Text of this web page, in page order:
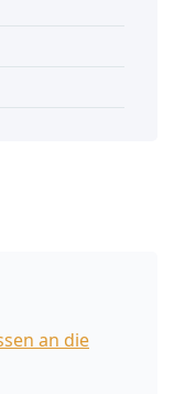
an die